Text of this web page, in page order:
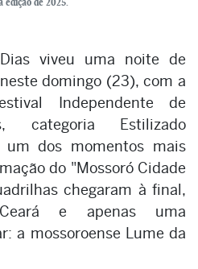
viveu uma noite de
domingo (23), com a
Independente de
categoria Estilizado
um dos momentos mais
do "Mossoró Cidade
chegaram à final,
e apenas uma
a mossoroense Lume da